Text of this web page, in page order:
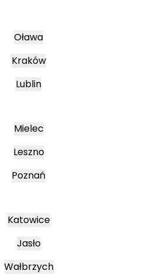
Oława
Kraków
Lublin
Mielec
Leszno
Poznań
Katowice
Jasło
Wałbrzych